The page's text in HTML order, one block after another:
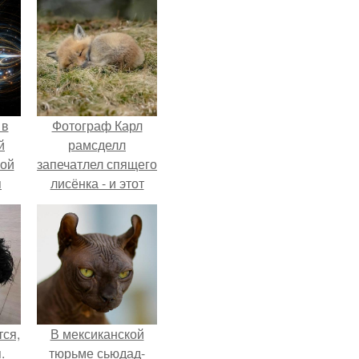
Фотограф Карл
рамсделл
запечатлел спящего
лисёнка - и этот
кадр способен
растопить даже
самое суровое
сердце.
В мексиканской
тюрьме сьюдад-